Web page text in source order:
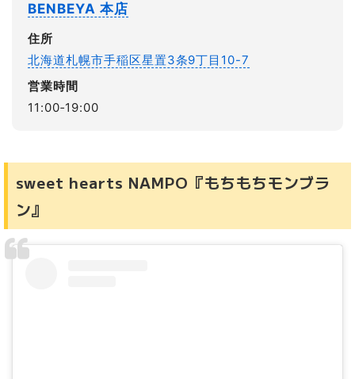
BENBEYA 本店
住所
北海道札幌市手稲区星置3条9丁目10-7
営業時間
11:00‐19:00
sweet hearts NAMPO『もちもちモンブラ
ン』